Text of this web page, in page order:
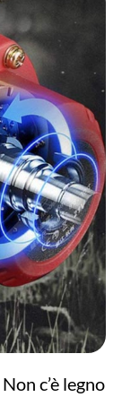
Non c’è legno